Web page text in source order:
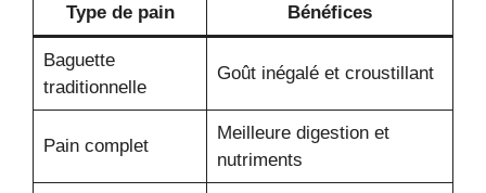
Type de pain Bénéfices
Baguette
traditionnelle
Goût inégalé et croustillant
Pain complet
Meilleure digestion et
nutriments